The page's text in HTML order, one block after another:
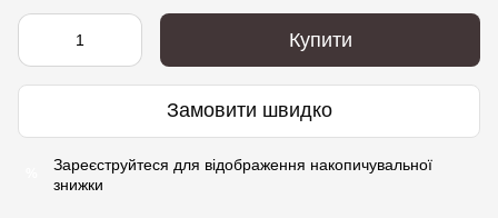
Купити
Замовити швидко
Зареєструйтеся для відображення накопичувальної
знижки